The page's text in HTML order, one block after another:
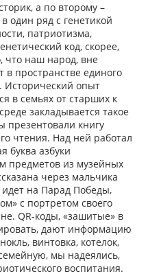
а по второму –
один ряд с генетикой
патриотизма,
код, скорее,
что наш народ, вне
в пространстве единого
Исторический опыт
в семьях от старших к
закладывается такое
книгу
чтения. Над ней работал
буква азбуки
предметов из музейных
через мальчика
на Парад Победы,
с портретом своего
QR-коды, «зашитые» в
дают информацию
винтовка, котелок,
мы надеялись,
воспитания.